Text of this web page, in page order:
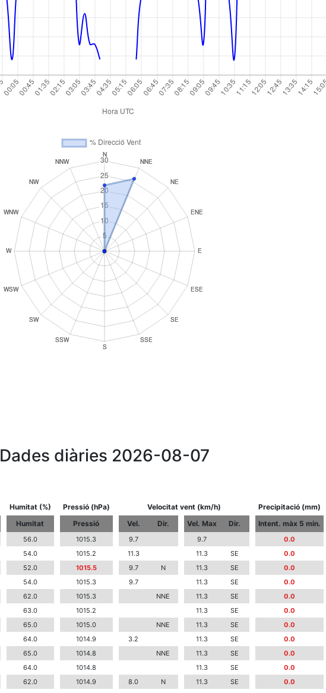
Dades diàries 2026-08-07
Humitat (%) Pressió (hPa) Velocitat vent (km/h)
Precipitació (mm)
Humitat Pressió Vel. Dir. Vel. Max Dir. Intent. màx 5 min.
56.0 1015.3 9.7 9.7
0.0
54.0 1015.2 11.3 11.3 SE
0.0
52.0 1015.5 9.7 N 11.3 SE
0.0
54.0 1015.3 9.7 11.3 SE
0.0
62.0 1015.3 NNE 11.3 SE
0.0
63.0 1015.2 11.3 SE
0.0
65.0 1015.0 NNE 11.3 SE
0.0
64.0 1014.9 3.2 11.3 SE
0.0
65.0 1014.8 NNE 11.3 SE
0.0
64.0 1014.8 11.3 SE
0.0
62.0 1014.9 8.0 N 11.3 SE
0.0